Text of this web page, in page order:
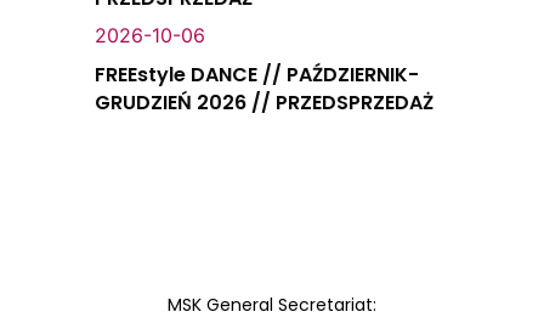
2026-10-06
FREEstyle DANCE // PAŹDZIERNIK-
GRUDZIEŃ 2026 // PRZEDSPRZEDAŻ
MSK General Secretariat: